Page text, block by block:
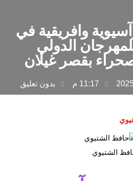
وافريقية في
للمهرجان الدولي
بقصر غيلان
11:17 م بدون تعليق
الشتيوي